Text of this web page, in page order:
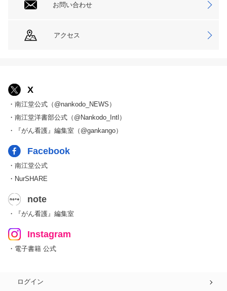
お問い合わせ
アクセス
X
・南江堂公式（@nankodo_NEWS）
・南江堂洋書部公式（@Nankodo_Intl）
・『がん看護』編集室（@gankango）
Facebook
・南江堂公式
・NurSHARE
note
・『がん看護』編集室
Instagram
・電子書籍 公式
ログイン